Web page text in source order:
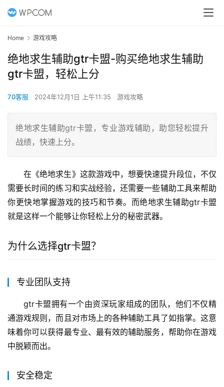
Home 游戏攻略
绝地求生辅助gtr卡盟-购买绝地求生辅助
gtr卡盟，轻松上分
70客服 2024年12月1日 上午11:35 游戏攻略
绝地求生辅助gtr卡盟，专业游戏辅助，助您轻松提升
战绩，快速上分。
在《绝地求生》这款游戏中，想要快速提升段位，不仅
需要长时间的练习和实战经验，还需要一些辅助工具来帮助
你更快地掌握游戏的技巧和节奏。而绝地求生辅助gtr卡盟
就是这样一个能够让你轻松上分的秘密武器。
为什么选择gtr卡盟？
专业团队支持
gtr卡盟拥有一个由资深玩家组成的团队，他们不仅精
通游戏规则，而且对市场上的各种辅助工具了如指掌。这意
味着你可以获得最专业、最有效的辅助服务，帮助你在游戏
中脱颖而出。
安全稳定